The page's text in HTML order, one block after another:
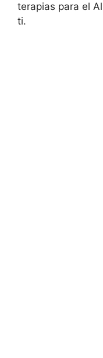
terapias para el
ti.